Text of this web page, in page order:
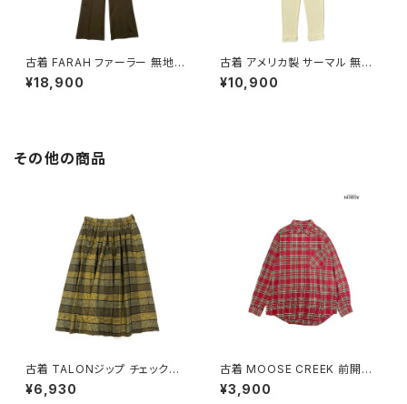
古着 FARAH ファーラー 無地
ロング丈 長袖 セットアップ 茶
(otu2509014)
¥18,900
古着 アメリカ製 サーマル 無地
コットン100％ ロング丈 長袖 セ
ットアップ 黄 (otu2601090)
¥10,900
その他の商品
古着 TALONジップ チェック柄
コットン 膝丈 スカート 黄 (ba2
607010)
¥6,930
古着 MOOSE CREEK 前開き
チェック柄 コットン100％ フラン
ネル 長袖 シャツ 赤 (ttu25090
¥3,900